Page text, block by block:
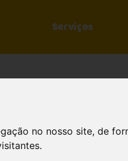
no nosso site, de
Serviços